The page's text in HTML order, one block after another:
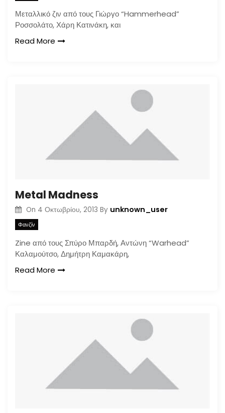
Μεταλλικό ζιν από τους Γιώργο “Hammerhead”
Ροσσολάτο, Χάρη Κατινάκη, και
Read More
Metal Madness
On 4 Οκτωβρίου, 2013 By unknown_user
Φανζίν
Zine από τους Σπύρο Μπαρδή, Αντώνη “Warhead”
Καλαμούτσο, Δημήτρη Καμακάρη,
Read More